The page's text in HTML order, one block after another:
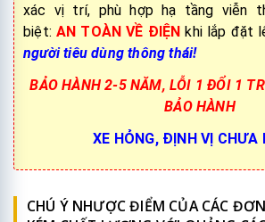
xác vị trí, phù hợp hạ tầng viễn
biệt: AN TOÀN VỀ ĐIỆN khi lắp đặt
người tiêu dùng thông thái!
BẢO HÀNH 2-5 NĂM, LỖI 1 ĐỔI 1
BẢO HÀNH
XE HỎNG, ĐỊNH VỊ CHƯA
CHÚ Ý NHƯỢC ĐIỂM CỦA CÁC